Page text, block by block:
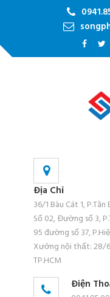
Địa Chỉ
36/1 Bàu Cát 1, P.Tân
Số 02, Đường số 3,
95 đường số 37,
Xưởng nội thất: 28/6
TP.HCM
Điện